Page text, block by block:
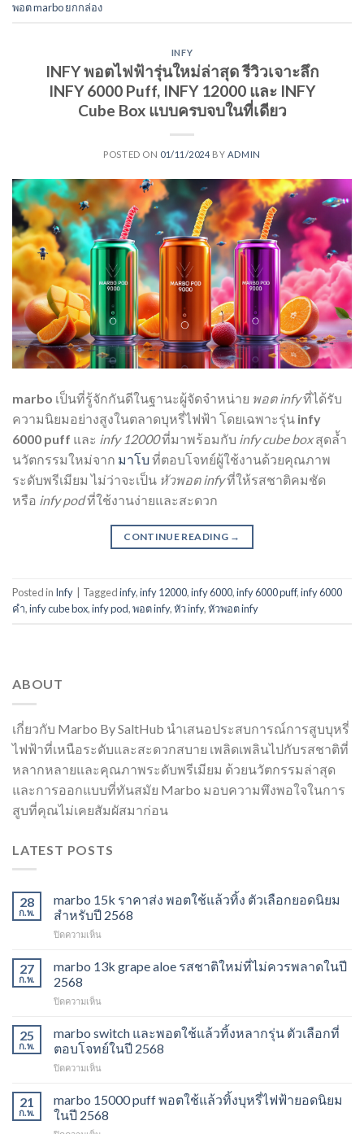
พอต marbo ยกกล่อง
INFY
INFY พอตไฟฟ้ารุ่นใหม่ล่าสุด รีวิวเจาะลึก
INFY 6000 Puff, INFY 12000 และ INFY
Cube Box แบบครบจบในที่เดียว
POSTED ON 01/11/2024 BY ADMIN
marbo เป็นที่รู้จักกันดีในฐานะผู้จัดจำหน่าย พอต infyที่ได้รับ
ความนิยมอย่างสูงในตลาดบุหรี่ไฟฟ้า โดยเฉพาะรุ่น infy
6000 puff และ infy 12000ที่มาพร้อมกับ infy cube boxสุดล้ำ
นวัตกรรมใหม่จาก มาโบ ที่ตอบโจทย์ผู้ใช้งานด้วยคุณภาพ
ระดับพรีเมียม ไม่ว่าจะเป็น หัวพอต infyที่ให้รสชาติคมชัด
หรือ infy podที่ใช้งานง่ายและสะดวก
CONTINUE READING →
Posted in Infy Taggedinfy,infy 12000,infy 6000,infy 6000 puff,infy 6000
คํา,infy cube box,infy pod,พอต infy,หัว infy,หัวพอต infy
ABOUT
เกี่ยวกับ Marbo By SaltHub นำเสนอประสบการณ์การสูบบุหรี่
ไฟฟ้าที่เหนือระดับและสะดวกสบาย เพลิดเพลินไปกับรสชาติที่
หลากหลายและคุณภาพระดับพรีเมียม ด้วยนวัตกรรมล่าสุด
และการออกแบบที่ทันสมัย Marbo มอบความพึงพอใจในการ
สูบที่คุณไม่เคยสัมผัสมาก่อน
LATEST POSTS
28
ก.พ.
marbo 15k ราคาส่ง พอตใช้แล้วทิ้ง ตัวเลือกยอดนิยม
สำหรับปี 2568
ปิดความเห็น
15k
ราคา
พอต
แล้ว
ทิ้ง
เลือก
นิยม
สำหรับ
27
ก.พ.
marbo 13k grape aloe รสชาติใหม่ที่ไม่ควรพลาดในปี
2568
ปิดความเห็น
13k
grape
aloe
รสชาติ
ที่
ไม่
25
ก.พ.
marbo switch และพอตใช้แล้วทิ้งหลากรุ่น ตัวเลือกที่
ตอบโจทย์ในปี 2568
ปิดความเห็น
switch
พอต
21
ก.พ.
marbo 15000 puff พอตใช้แล้วทิ้งบุหรี่ไฟฟ้ายอดนิยม
ในปี 2568